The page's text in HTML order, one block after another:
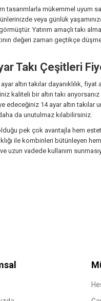
tasarımlarla mükemmel uyum
veya günlük
Yatırım amaçlı takı
değeri zaman geçtikçe
Takı Çeşitleri
altın takılar dayanıklılık,
kaliteli bir altın takı
edeceğiniz 14 ayar altın takılar
da unutulmaz kılabilirsiniz.
pek çok avantajla hem
ile kombinleri bütünleyen
uzun vadede kullanım